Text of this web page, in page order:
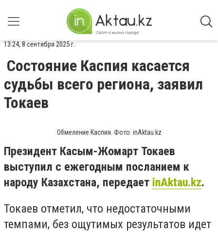
13:24, 8 сентября 2025 г.
Состояние Каспия касается
судьбы всего региона, заявил
Токаев
Обмеление Каспия. Фото: inAktau.kz
Президент Касым-Жомарт Токаев
выступил с ежегодным посланием к
народу Казахстана, передает inAktau.kz.
Токаев отметил, что недостаточными
темпами, без ощутимых результатов идет